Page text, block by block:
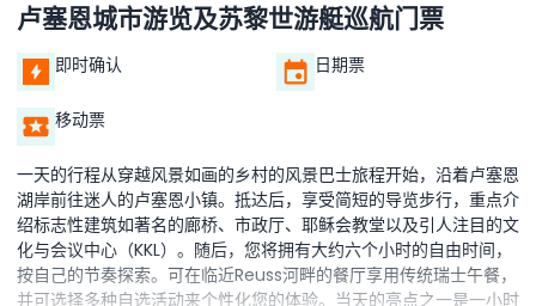
卢塞恩城市游览及苏黎世游艇巡航门票
即时确认 日期票
移动票
一天的行程从穿越风景如画的乡村的风景巴士旅程开始，沿着卢塞恩
湖岸前往迷人的卢塞恩小镇。抵达后，享受简短的导览步行，重点介
绍标志性建筑如著名的廊桥、市政厅、耶稣会教堂以及引人注目的文
化与会议中心（KKL）。随后，您将拥有大约六个小时的自由时间，
按自己的节奏探索。可在临近Reuss河畔的餐厅享用传统瑞士午餐，
并可选择多种自选活动来个性化您的体验。当天的亮点之一是一小时